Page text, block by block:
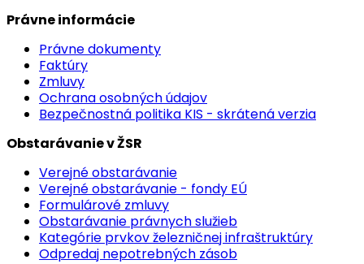
Právne informácie
Právne dokumenty
Faktúry
Zmluvy
Ochrana osobných údajov
Bezpečnostná politika KIS - skrátená verzia
Obstarávanie v ŽSR
Verejné obstarávanie
Verejné obstarávanie - fondy EÚ
Formulárové zmluvy
Obstarávanie právnych služieb
Kategórie prvkov železničnej infraštruktúry
Odpredaj nepotrebných zásob